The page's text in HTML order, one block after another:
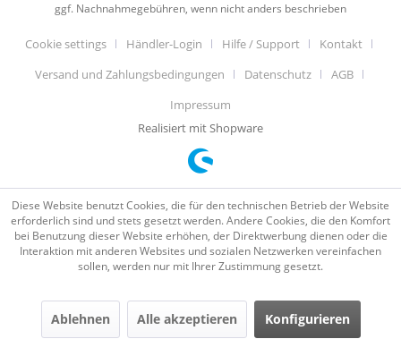
ggf. Nachnahmegebühren, wenn nicht anders beschrieben
Cookie settings Händler-Login Hilfe / Support
Kontakt
Versand und Zahlungsbedingungen
Datenschutz
AGB
Impressum
Realisiert mit Shopware
Diese Website benutzt Cookies, die für den technischen Betrieb der Website
erforderlich sind und stets gesetzt werden. Andere Cookies, die den Komfort
bei Benutzung dieser Website erhöhen, der Direktwerbung dienen oder die
Interaktion mit anderen Websites und sozialen Netzwerken vereinfachen
sollen, werden nur mit Ihrer Zustimmung gesetzt.
Ablehnen Alle akzeptieren Konfigurieren